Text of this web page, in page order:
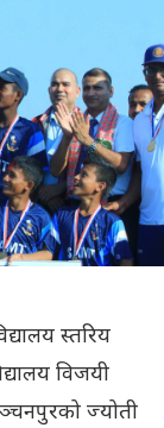
स्तरिय
विजयी
ज्योती